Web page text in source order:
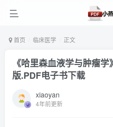
首页 临床医学 正文
《哈里森血液学与肿瘤
版.PDF电子书下载
xiaoyan
4年前更新